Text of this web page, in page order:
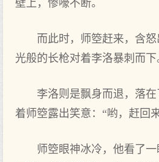
壁上，惨嚎不断。
而此时，师箜赶来，含
光般的长枪对着李洛暴刺而下
李洛则是飘身而退，落
着师箜露出笑意：“哟，赶回
师箜眼神冰冷，他看了